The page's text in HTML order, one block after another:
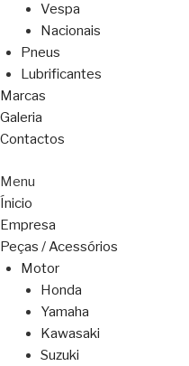
Vespa
Nacionais
Pneus
Lubrificantes
Marcas
Galeria
Contactos
Menu
Ínicio
Empresa
Peças / Acessórios
Motor
Honda
Yamaha
Kawasaki
Suzuki